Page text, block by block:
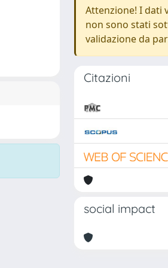
Attenzione! I dati
non sono stati
validazione da
Citazioni
social impact